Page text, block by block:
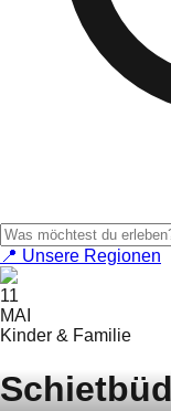
📍 Unsere Regionen
11
MAI
Kinder & Familie